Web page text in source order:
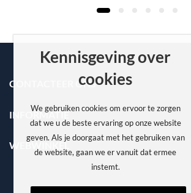
CONTACTEER ONS
INFORMATIE
WEBWINKEL
Kennisgeving over
cookies
We gebruiken cookies om ervoor te zorgen
dat we u de beste ervaring op onze website
geven. Als je doorgaat met het gebruiken van
de website, gaan we er vanuit dat ermee
instemt.